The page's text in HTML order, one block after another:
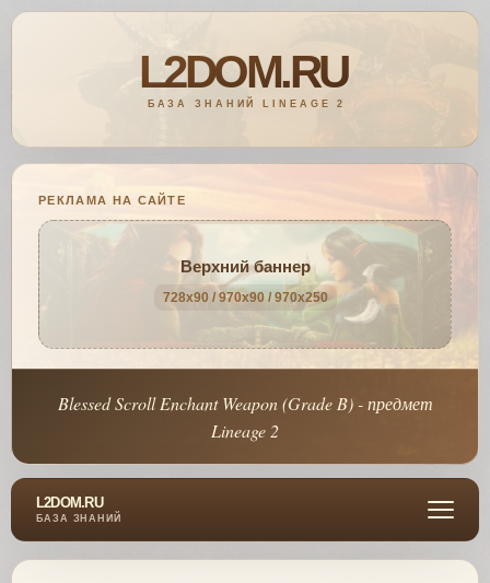
РЕКЛАМА НА САЙТЕ
Верхний баннер
728x90 / 970x90 / 970x250
Blessed Scroll Enchant Weapon (Grade B) - предмет
Lineage 2
L2DOM.RU
БАЗА ЗНАНИЙ